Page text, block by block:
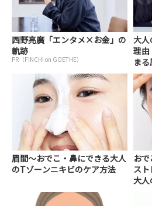
西野亮廣「エンタメ×お金」の
軌跡
PR（FINCHI on GOETHE）
大人
理由
ま
眉間～おでこ・鼻にできる大人
のTゾーンニキビのケア方法
お
ス
大人